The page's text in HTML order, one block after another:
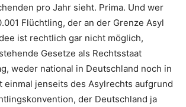
pro Jahr sieht. Prima. Und wer
Flüchtling, der an der Grenze Asyl
ist rechtlich gar nicht möglich,
Gesetze als Rechtsstaat
weder national in Deutschland noch in
einmal jenseits des Asylrechts aufgrund
der Deutschland ja